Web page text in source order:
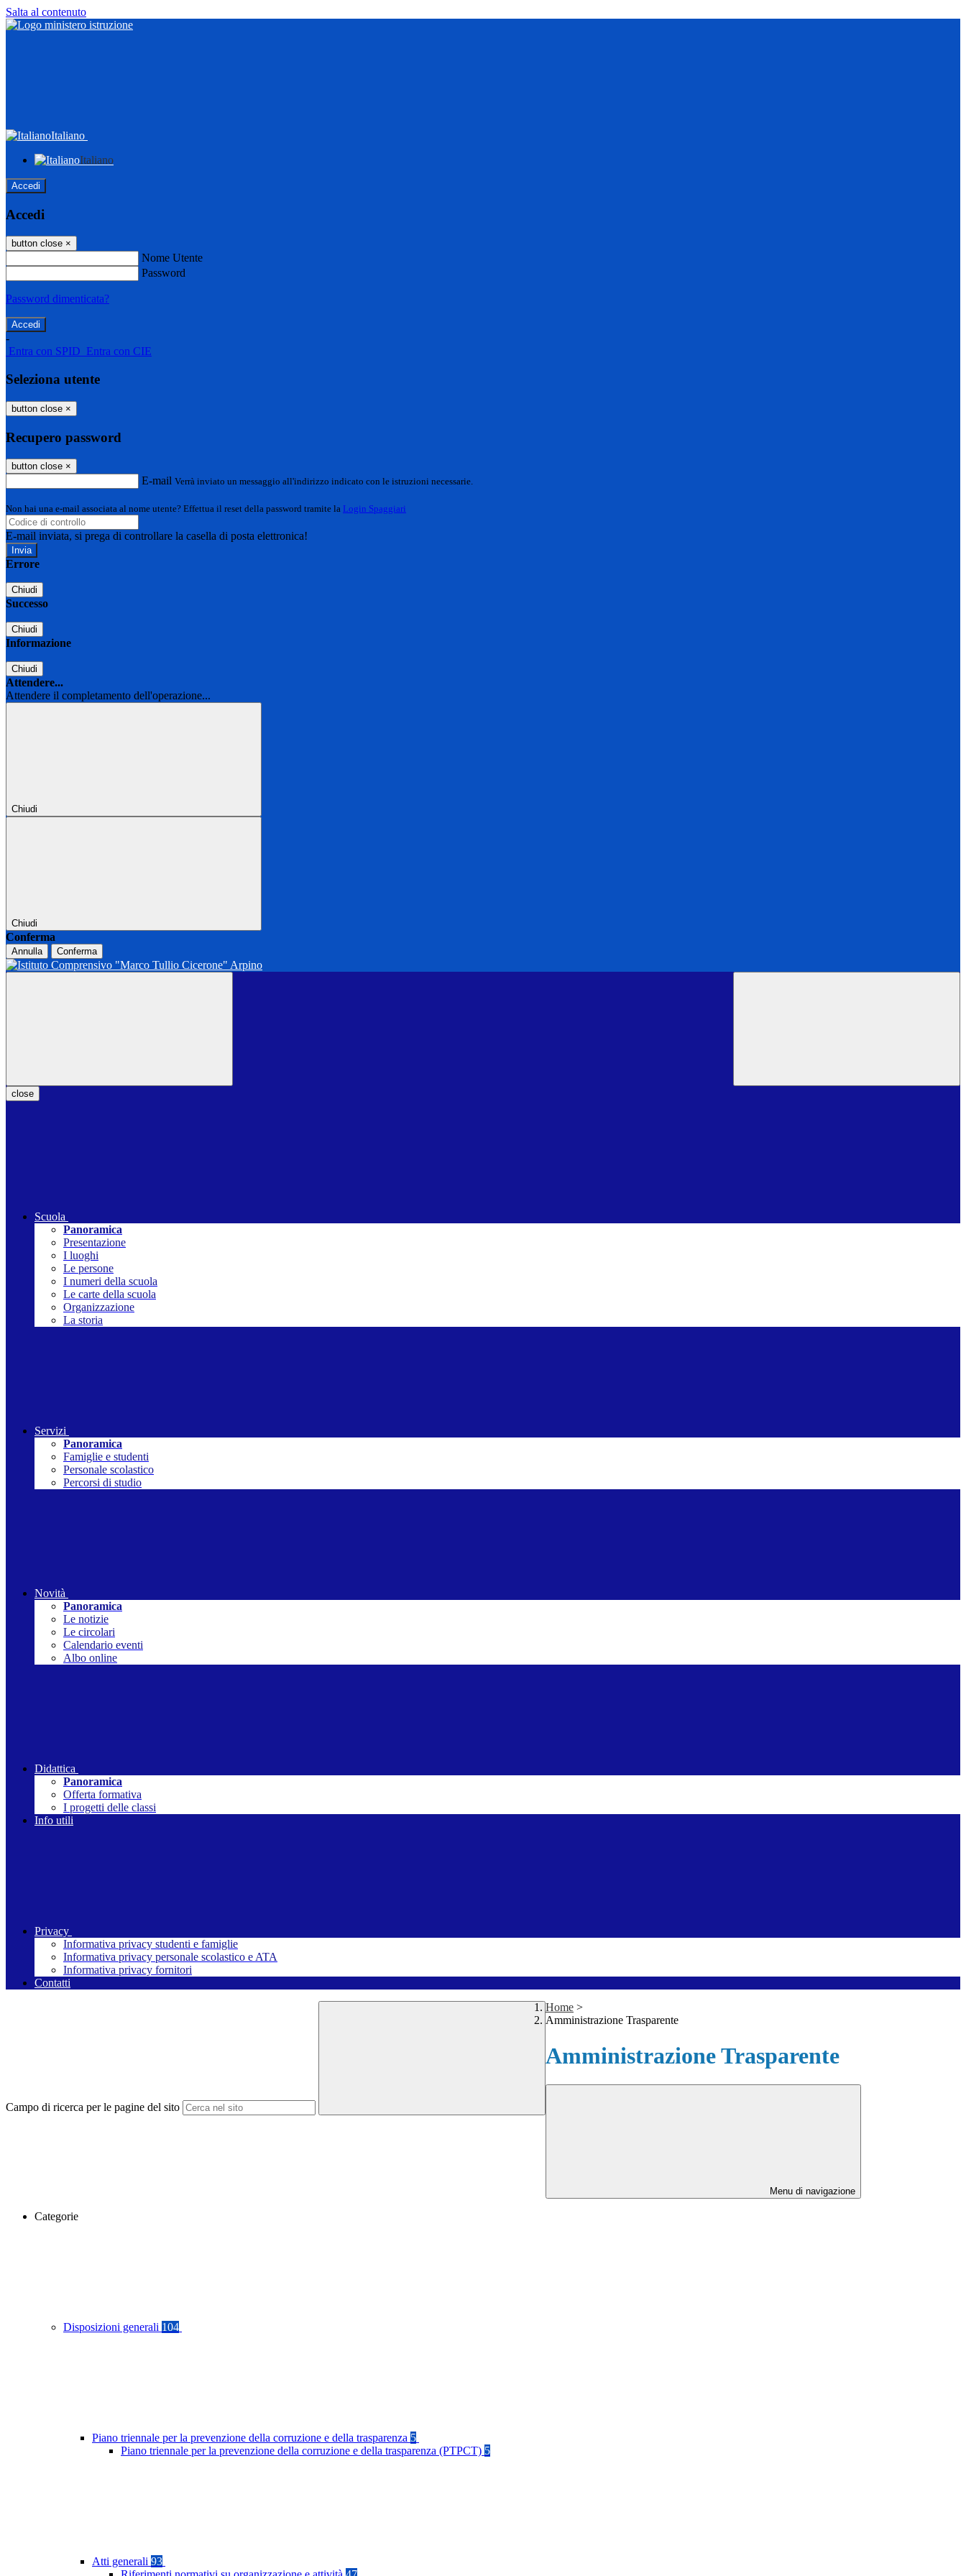
Salta al contenuto
Italiano
Italiano
Accedi
Accedi
button close ×
Nome Utente
Password
Password dimenticata?
-
Entra con SPID Entra con CIE
Seleziona utente
button close ×
Recupero password
button close ×
E-mail Verrà inviato un messaggio all'indirizzo indicato con le istruzioni necessarie.
Non hai una e-mail associata al nome utente? Effettua il reset della password tramite la Login Spaggiari
E-mail inviata, si prega di controllare la casella di posta elettronica!
Errore
Chiudi
Successo
Chiudi
Informazione
Chiudi
Attendere...
Attendere il completamento dell'operazione...
Chiudi
Chiudi
Conferma
Annulla Conferma
close
Scuola
Panoramica
Presentazione
I luoghi
Le persone
I numeri della scuola
Le carte della scuola
Organizzazione
La storia
Servizi
Panoramica
Famiglie e studenti
Personale scolastico
Percorsi di studio
Novità
Panoramica
Le notizie
Le circolari
Calendario eventi
Albo online
Didattica
Panoramica
Offerta formativa
I progetti delle classi
Info utili
Privacy
Informativa privacy studenti e famiglie
Informativa privacy personale scolastico e ATA
Informativa privacy fornitori
Contatti
Campo di ricerca per le pagine del sito
Home >
Amministrazione Trasparente
Amministrazione Trasparente
Menu di navigazione
Categorie
Disposizioni generali 104
Piano triennale per la prevenzione della corruzione e della trasparenza 5
Piano triennale per la prevenzione della corruzione e della trasparenza (PTPCT) 5
Atti generali 93